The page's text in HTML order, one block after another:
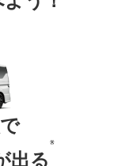
出る
※